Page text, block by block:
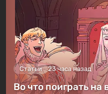
Статьи 23 часа назад
Во что поиграть